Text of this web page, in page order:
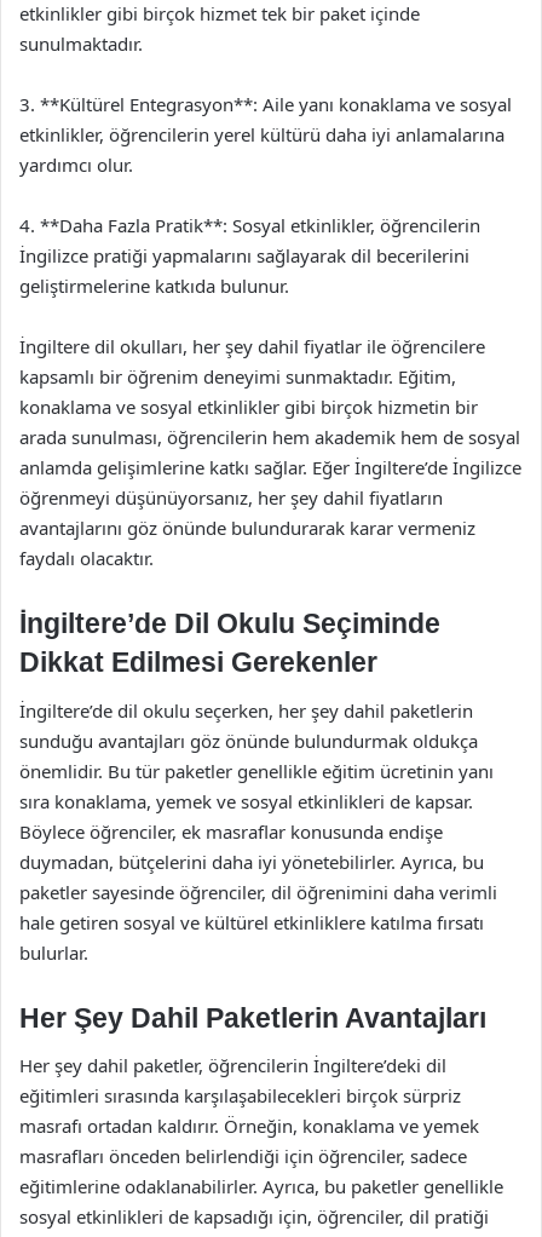
etkinlikler gibi birçok hizmet tek bir paket içinde
sunulmaktadır.
3. **Kültürel Entegrasyon**: Aile yanı konaklama ve sosyal
etkinlikler, öğrencilerin yerel kültürü daha iyi anlamalarına
yardımcı olur.
4. **Daha Fazla Pratik**: Sosyal etkinlikler, öğrencilerin
İngilizce pratiği yapmalarını sağlayarak dil becerilerini
geliştirmelerine katkıda bulunur.
İngiltere dil okulları, her şey dahil fiyatlar ile öğrencilere
kapsamlı bir öğrenim deneyimi sunmaktadır. Eğitim,
konaklama ve sosyal etkinlikler gibi birçok hizmetin bir
arada sunulması, öğrencilerin hem akademik hem de sosyal
anlamda gelişimlerine katkı sağlar. Eğer İngiltere’de İngilizce
öğrenmeyi düşünüyorsanız, her şey dahil fiyatların
avantajlarını göz önünde bulundurarak karar vermeniz
faydalı olacaktır.
İngiltere’de Dil Okulu Seçiminde
Dikkat Edilmesi Gerekenler
İngiltere’de dil okulu seçerken, her şey dahil paketlerin
sunduğu avantajları göz önünde bulundurmak oldukça
önemlidir. Bu tür paketler genellikle eğitim ücretinin yanı
sıra konaklama, yemek ve sosyal etkinlikleri de kapsar.
Böylece öğrenciler, ek masraflar konusunda endişe
duymadan, bütçelerini daha iyi yönetebilirler. Ayrıca, bu
paketler sayesinde öğrenciler, dil öğrenimini daha verimli
hale getiren sosyal ve kültürel etkinliklere katılma fırsatı
bulurlar.
Her Şey Dahil Paketlerin Avantajları
Her şey dahil paketler, öğrencilerin İngiltere’deki dil
eğitimleri sırasında karşılaşabilecekleri birçok sürpriz
masrafı ortadan kaldırır. Örneğin, konaklama ve yemek
masrafları önceden belirlendiği için öğrenciler, sadece
eğitimlerine odaklanabilirler. Ayrıca, bu paketler genellikle
sosyal etkinlikleri de kapsadığı için, öğrenciler, dil pratiği